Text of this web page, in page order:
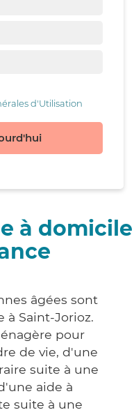
d'Utilisation
à domicile
âgées sont
à Saint-Jorioz.
pour
de vie, d'une
suite à une
aide à
suite à une